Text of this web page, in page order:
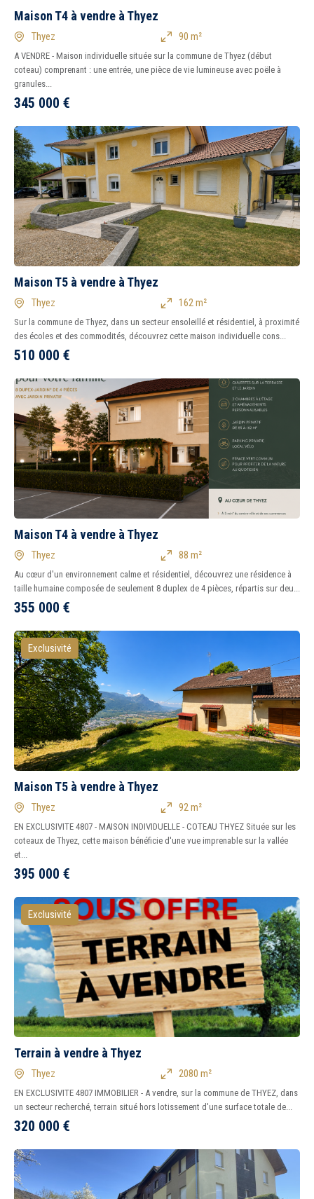
Maison T4 à vendre à Thyez
Thyez 90 m²
A VENDRE - Maison individuelle située sur la commune de Thyez (début
coteau) comprenant : une entrée, une pièce de vie lumineuse avec poële à
granules...
345 000 €
Maison T5 à vendre à Thyez
Thyez 162 m²
Sur la commune de Thyez, dans un secteur ensoleillé et résidentiel, à proximité
des écoles et des commodités, découvrez cette maison individuelle cons...
510 000 €
Maison T4 à vendre à Thyez
Thyez 88 m²
Au cœur d'un environnement calme et résidentiel, découvrez une résidence à
taille humaine composée de seulement 8 duplex de 4 pièces, répartis sur deu...
355 000 €
Exclusivité
Maison T5 à vendre à Thyez
Thyez 92 m²
EN EXCLUSIVITE 4807 - MAISON INDIVIDUELLE - COTEAU THYEZ Située sur les
coteaux de Thyez, cette maison bénéficie d'une vue imprenable sur la vallée
et...
395 000 €
Exclusivité
Terrain à vendre à Thyez
Thyez 2080 m²
EN EXCLUSIVITE 4807 IMMOBILIER - A vendre, sur la commune de THYEZ, dans
un secteur recherché, terrain situé hors lotissement d'une surface totale de...
320 000 €